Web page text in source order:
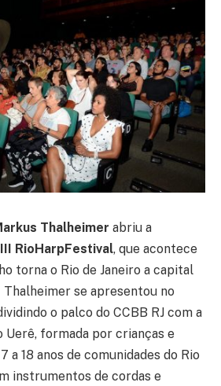
Thalheimer abriu a
RioHarpFestival, que acontece
torna o Rio de Janeiro a capital
Thalheimer se apresentou no
o palco do CCBB RJ com a
formada por crianças e
a 18 anos de comunidades do Rio
instrumentos de cordas e